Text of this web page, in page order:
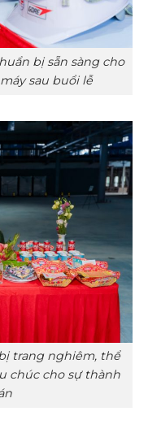
bị sẵn sàng cho
sau buổi lễ
trang nghiêm, thể
chúc cho sự thành